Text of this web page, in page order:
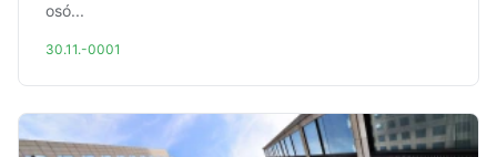
osó...
30.11.-0001